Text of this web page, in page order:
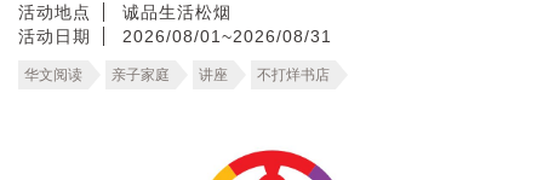
活动地点
诚品生活松烟
活动日期
2026/08/01~2026/08/31
华文阅读 亲子家庭 讲座 不打烊书店